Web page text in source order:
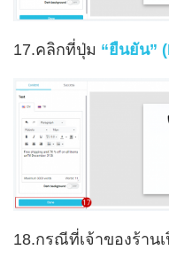
17.คลิกที่ปุ่ม “ยืนยัน”
18.กรณีที่เจ้าของร้าน